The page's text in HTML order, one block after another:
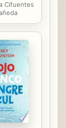
Cifuentes